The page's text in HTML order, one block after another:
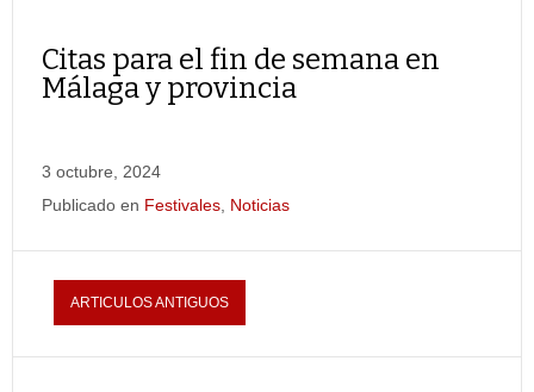
Citas para el fin de semana en
Málaga y provincia
3 octubre, 2024
Publicado en Festivales Noticias
ARTICULOS ANTIGUOS